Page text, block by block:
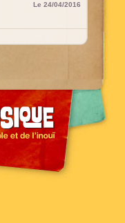
Le 24/04/2016